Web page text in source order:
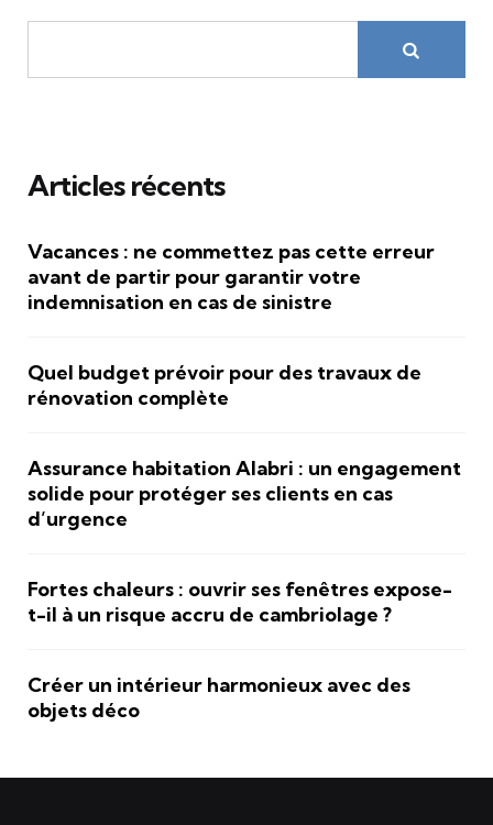
Articles récents
Vacances : ne commettez pas cette erreur
avant de partir pour garantir votre
indemnisation en cas de sinistre
Quel budget prévoir pour des travaux de
rénovation complète
Assurance habitation Alabri : un engagement
solide pour protéger ses clients en cas
d’urgence
Fortes chaleurs : ouvrir ses fenêtres expose-
t-il à un risque accru de cambriolage ?
Créer un intérieur harmonieux avec des
objets déco